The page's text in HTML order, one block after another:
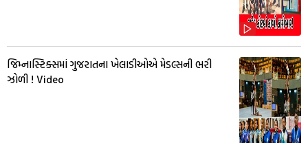
જિમ્નાસ્ટિક્સમાં ગુજરાતના ખેલાડીઓએ મેડલ્સની ભરી
ઝોળી ! Video